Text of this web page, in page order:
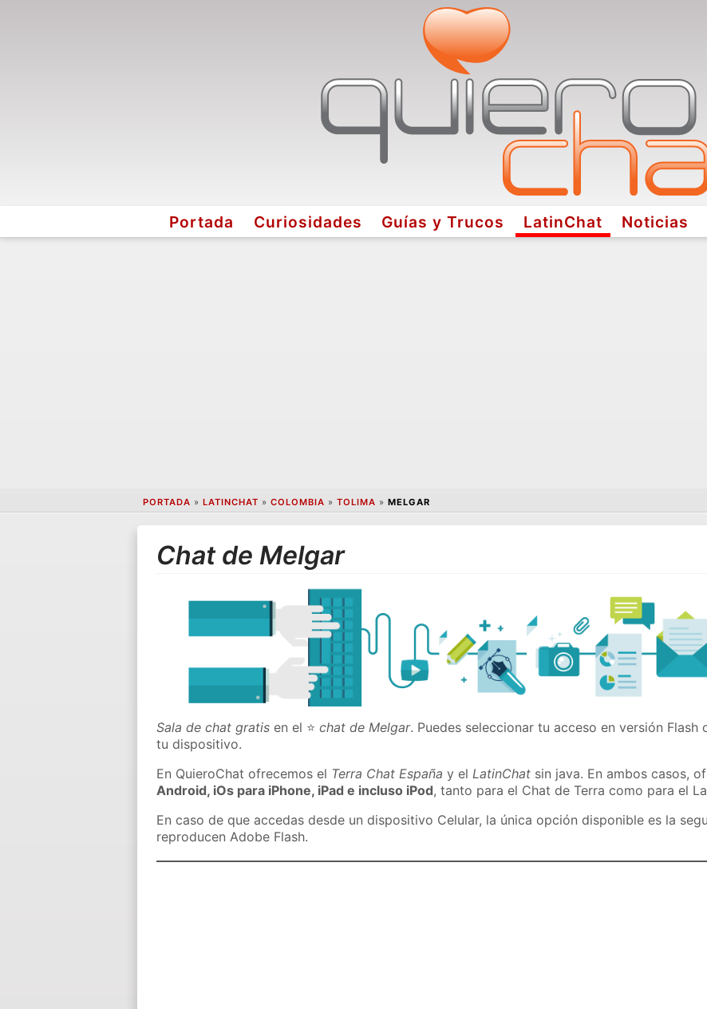
Portada Curiosidades Guías y Trucos LatinChat Noticias
PORTADA » LATINCHAT » COLOMBIA » TOLIMA » MELGAR
Chat de Melgar
Sala de chat gratis en el ⭐chat de Melgar. Puedes seleccionar tu acceso en versión
tu dispositivo.
En QuieroChat ofrecemos el Terra Chat España y elLatinChat sin java. En ambos casos,
Android, iOs para iPhone, iPad e incluso iPod, tanto para el Chat de Terra como para el
En caso de que accedas desde un dispositivo Celular, la única opción disponible es la
reproducen Adobe Flash.